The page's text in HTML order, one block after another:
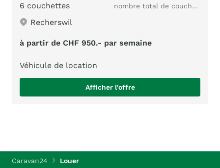
6 couchettes nombre total de couchages
Recherswil
à partir de CHF 950.- par semaine
Véhicule de location
Afficher l'offre
Caravan24 Louer